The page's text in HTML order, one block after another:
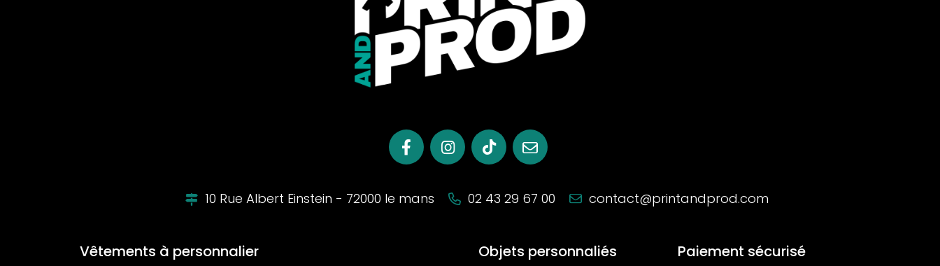
10 Rue Albert Einstein - 72000 le mans 02 43 29 67 00 contact@printandprod.com
Vêtements à personnalier Objets personnaliés Paiement sécurisé